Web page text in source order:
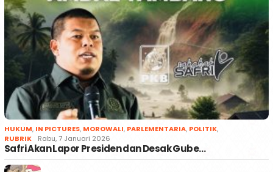
HUKUM, IN PICTURES, MOROWALI, PARLEMENTARIA, POLITIK,
RUBRIK
Rabu, 7 Januari 2026
Safri Akan Lapor Presiden dan Desak Gube…